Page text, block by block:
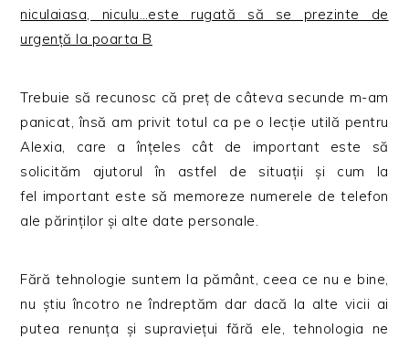
niculaiasa, niculu…este rugată să se prezinte de
urgență la poarta B
Trebuie să recunosc că preț de câteva secunde m-am
panicat, însă am privit totul ca pe o lecție utilă pentru
Alexia, care a înțeles cât de important este să
solicităm ajutorul în astfel de situații și cum la
fel important este să memoreze numerele de telefon
ale părinților și alte date personale.
Fără tehnologie suntem la pământ, ceea ce nu e bine,
nu știu încotro ne îndreptăm dar dacă la alte vicii ai
putea renunța și supraviețui fără ele, tehnologia ne